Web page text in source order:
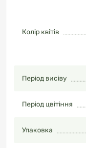
Колір квітів
Період висіву
Період цвітіння
Упаковка